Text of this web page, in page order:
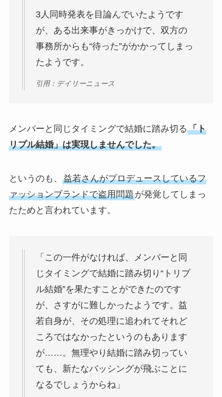
3人同時発表を目論んでいたようです
が、ある出来事がきっかけで、双方の
事務所からも“待った”がかかってしまっ
たようです。
引用：デイリーニュース
メンバーと同じタイミングで結婚に踏み切る「ト
リプル結婚」は実現しませんでした。
というのも、 益若さんがプロデュースしているフ
ァッションブランドで盗用問題が発覚してしまっ
たためと言われています。
「この一件がなければ、メンバーと同
じタイミングで結婚に踏み切り“トリプ
ル結婚”を果たすことができたのです
が、さすがに難しかったようです。益
若自身が、その処理に追われてそれど
ころではなかったというのもあります
が……。無理やり結婚に踏み切ってい
ても、新たなバッシングが飛ぶことに
なるでしょうからね」